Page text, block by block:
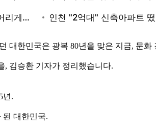
대한민국은 광복 80년을 맞은 지금, 문화
, 김승환 기자가 정리했습니다.
년.
된 대한민국.